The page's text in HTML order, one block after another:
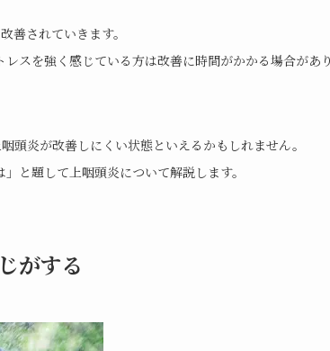
善されていきます。
スを強く感じている方は改善に時間がかかる場合があ
頭炎が改善しにくい状態といえるかもしれません。
と題して上咽頭炎について解説します。
がする